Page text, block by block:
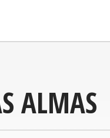
ALMAS